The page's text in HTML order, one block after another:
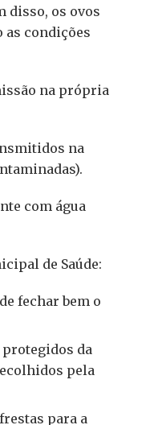
disso, os ovos
as condições
na própria
na
com água
de Saúde:
fechar bem o
protegidos da
pela
para a